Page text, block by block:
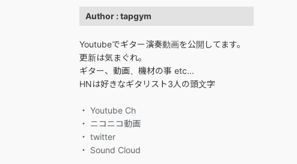
Author : tapgym
Youtubeでギター演奏動画を公開してます。
更新は気まぐれ。
ギター、動画、機材の事 etc...
HNは好きなギタリスト3人の頭文字
・ Youtube Ch
・ ニコニコ動画
・ twitter
・ Sound Cloud